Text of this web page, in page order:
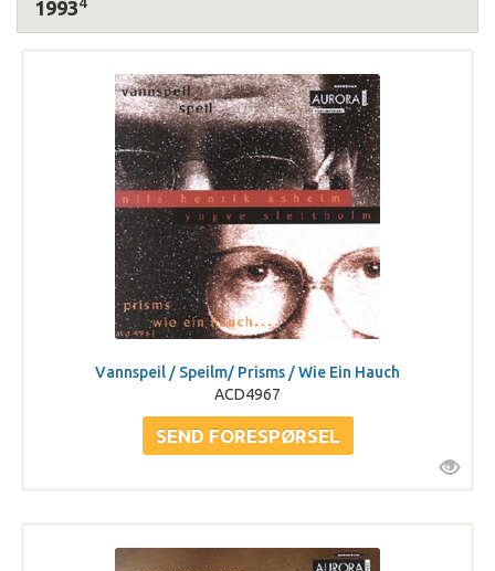
1993
Vannspeil / Speilm/ Prisms / Wie Ein Hauch
ACD4967